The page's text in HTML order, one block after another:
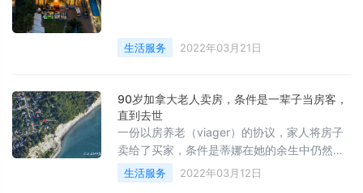
生活服务 2022年03月21日
90岁加拿大老人卖房，条件是一辈子当房客，
直到去世
一份以房养老（viager）的协议，家人将房子
卖给了买家，条件是蒂娜在她的余生中仍然是
该房子的租户，让她可以在里面住一辈子，并
用所得来聘请护理人员照顾老人的余生。
生活服务 2022年03月12日